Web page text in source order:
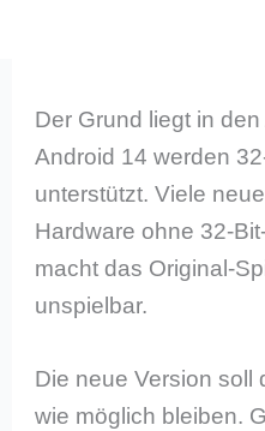
Der Grund liegt in
Android 14 werden
unterstützt. Viele
Hardware ohne 32-
macht das Original-
unspielbar.
Die neue Version soll
wie möglich bleiben.